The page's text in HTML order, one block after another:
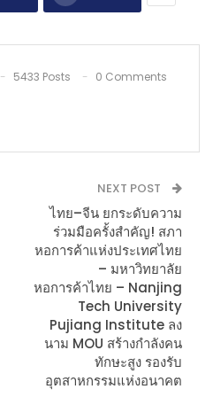
5433 Posts 0 Comments
NEXT POST
ไทย–จีน ยกระดับความ
ร่วมมือครั้งสำคัญ! สภา
หอการค้าแห่งประเทศไทย
– มหาวิทยาลัย
หอการค้าไทย – Nanjing
Tech University
Pujiang Institute ลง
นาม MOU สร้างกำลังคน
ทักษะสูง รองรับ
อุตสาหกรรมแห่งอนาคต